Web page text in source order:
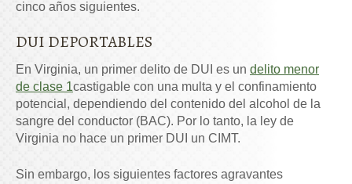
cinco años siguientes.
DUI DEPORTABLES
En Virginia, un primer delito de DUI es un delito menor
de clase 1castigable con una multa y el confinamiento
potencial, dependiendo del contenido del alcohol de la
sangre del conductor (BAC). Por lo tanto, la ley de
Virginia no hace un primer DUI un CIMT.
Sin embargo, los siguientes factores agravantes